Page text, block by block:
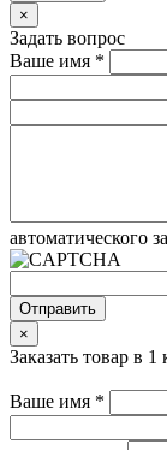
×
Задать вопрос
Ваше имя *
автоматического
Отправить
×
Заказать товар в 1
Ваше имя *